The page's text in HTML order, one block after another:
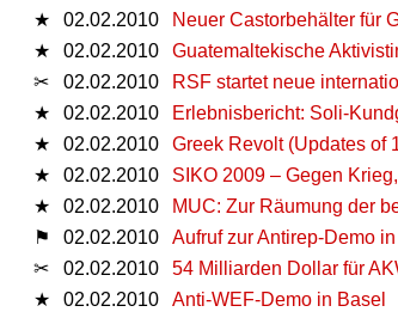
★
02.02.2010
Neuer Castorbehälter für
★
02.02.2010
Guatemaltekische
✂
02.02.2010
RSF startet neue
★
02.02.2010
Erlebnisbericht: Soli-
★
02.02.2010
Greek Revolt (Updates of
★
02.02.2010
SIKO 2009 – Gegen
★
02.02.2010
MUC: Zur Räumung der
⚑
02.02.2010
Aufruf zur Antirep-Demo
✂
02.02.2010
54 Milliarden Dollar für
★
02.02.2010
Anti-WEF-Demo in Basel